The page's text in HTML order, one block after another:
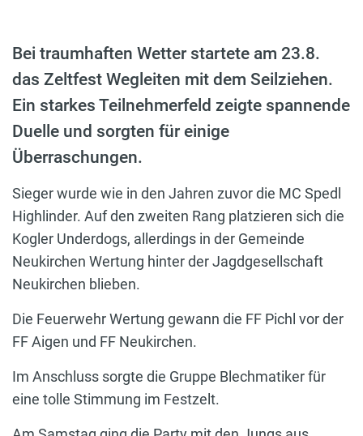
Bei traumhaften Wetter startete am 23.8.
das Zeltfest Wegleiten mit dem Seilziehen.
Ein starkes Teilnehmerfeld zeigte spannende
Duelle und sorgten für einige
Überraschungen.
Sieger wurde wie in den Jahren zuvor die MC Spedl
Highlinder. Auf den zweiten Rang platzieren sich die
Kogler Underdogs, allerdings in der Gemeinde
Neukirchen Wertung hinter der Jagdgesellschaft
Neukirchen blieben.
Die Feuerwehr Wertung gewann die FF Pichl vor der
FF Aigen und FF Neukirchen.
Im Anschluss sorgte die Gruppe Blechmatiker für
eine tolle Stimmung im Festzelt.